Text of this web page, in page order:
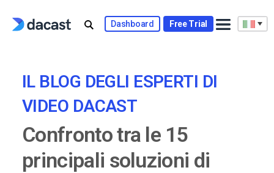
Dashboard Free Trial
IL BLOG DEGLI ESPERTI DI
VIDEO DACAST
Confronto tra le 15
principali soluzioni di